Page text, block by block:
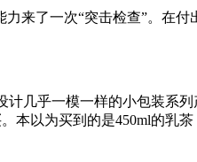
了一次“突击检查”。在付
乎一模一样的小包装系列
以为买到的是450ml的乳